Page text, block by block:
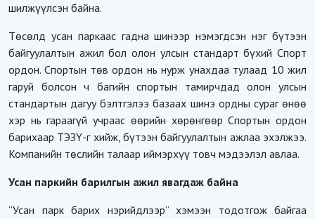
шилжүүлсэн байна.
Төсөлд усан паркаас гадна шинээр нэмэгдсэн нэг бүтээн
байгуулалтын ажил бол олон улсын стандарт бүхий Спорт
ордон. Спортын төв ордон нь нурж унахдаа тулаад 10 жил
гаруй болсон ч багийн спортын тамирчдад олон улсын
стандартын дагуу бэлтгэлээ базаах шинэ ордны сураг өнөө
хэр нь гараагүй учраас өөрийн хөрөнгөөр Спортын ордон
барихаар ТЭЗҮ-г хийж, бүтээн байгуулалтын ажлаа эхэлжээ.
Компанийн төслийн талаар иймэрхүү товч мэдээлэл авлаа.
Усан паркийн барилгын ажил явагдаж байна
“Усан парк барих нэрийдлээр” хэмээн тодотгож байгаа